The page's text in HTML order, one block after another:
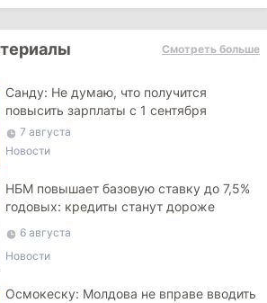
Смотреть больше
Санду: Не думаю, что получится
повысить зарплаты с 1 сентября
7 августа
Новости
НБМ повышает базовую ставку до 7,5%
годовых: кредиты станут дороже
6 августа
Новости
Осмокеску: Молдова не вправе вводить